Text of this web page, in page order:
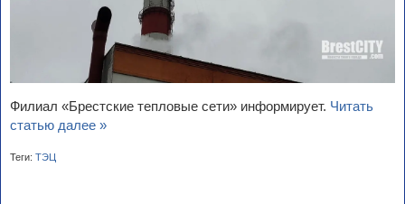
Филиал «Брестские тепловые сети» информирует. Читать
статью далее »
Теги: ТЭЦ